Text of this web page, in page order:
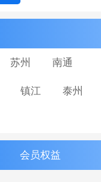
苏州 南通
镇江 泰州
会员权益